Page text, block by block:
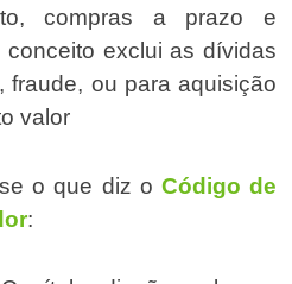
compras a prazo e
exclui as dívidas
fraude, ou para aquisição
valor
o que diz o Código de
: